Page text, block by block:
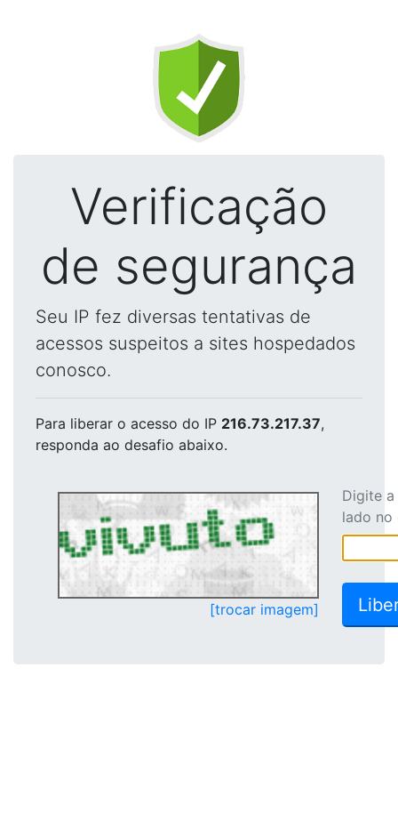
Verificação
de segurança
Seu IP fez diversas tentativas de
acessos suspeitos a sites hospedados
conosco.
Para liberar o acesso do IP 216.73.217.37,
responda ao desafio abaixo.
[trocar imagem]
Digite
lado no